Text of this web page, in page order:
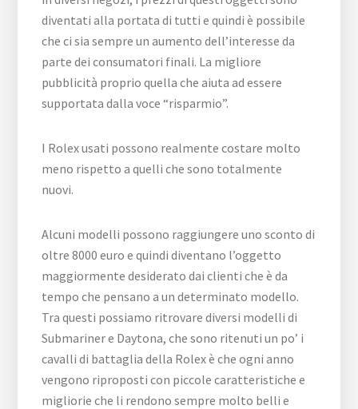
diventati alla portata di tutti e quindi è possibile
che ci sia sempre un aumento dell’interesse da
parte dei consumatori finali. La migliore
pubblicità proprio quella che aiuta ad essere
supportata dalla voce “risparmio”.
I Rolex usati possono realmente costare molto
meno rispetto a quelli che sono totalmente
nuovi.
Alcuni modelli possono raggiungere uno sconto di
oltre 8000 euro e quindi diventano l’oggetto
maggiormente desiderato dai clienti che è da
tempo che pensano a un determinato modello.
Tra questi possiamo ritrovare diversi modelli di
Submariner e Daytona, che sono ritenuti un po’ i
cavalli di battaglia della Rolex è che ogni anno
vengono riproposti con piccole caratteristiche e
migliorie che li rendono sempre molto belli e